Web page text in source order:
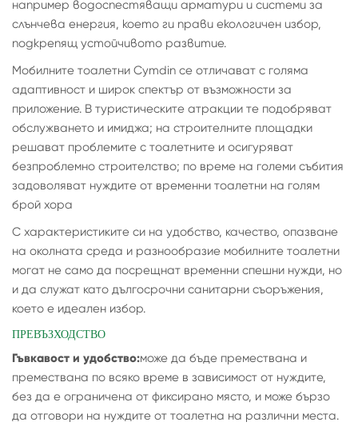
например водоспестяващи арматури и системи за
слънчева енергия, което ги прави екологичен избор,
подкрепящ устойчивото развитие.
Мобилните тоалетни Cymdin се отличават с голяма
адаптивност и широк спектър от възможности за
приложение. В туристическите атракции те подобряват
обслужването и имиджа; на строителните площадки
решават проблемите с тоалетните и осигуряват
безпроблемно строителство; по време на големи събития
задоволяват нуждите от временни тоалетни на голям
брой хора
С характеристиките си на удобство, качество, опазване
на околната среда и разнообразие мобилните тоалетни
могат не само да посрещнат временни спешни нужди, но
и да служат като дългосрочни санитарни съоръжения,
което е идеален избор.
ПРЕВЪЗХОДСТВО
Гъвкавост и удобство:може да бъде премествана и
премествана по всяко време в зависимост от нуждите,
без да е ограничена от фиксирано място, и може бързо
да отговори на нуждите от тоалетна на различни места.